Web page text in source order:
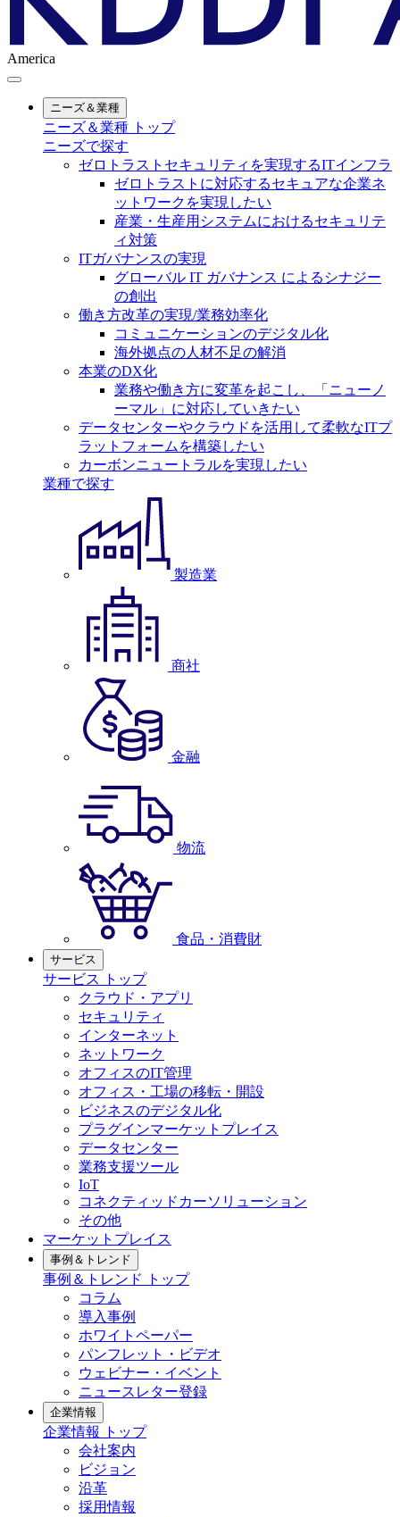
America
ニーズ＆業種
ニーズ＆業種 トップ
ニーズで探す
ゼロトラストセキュリティを実現するITインフラ
ゼロトラストに対応するセキュアな企業ネ
ットワークを実現したい
産業・生産用システムにおけるセキュリテ
ィ対策
ITガバナンスの実現
グローバル IT ガバナンス によるシナジー
の創出
働き方改革の実現/業務効率化
コミュニケーションのデジタル化
海外拠点の人材不足の解消
本業のDX化
業務や働き方に変革を起こし、「ニューノ
ーマル」に対応していきたい
データセンターやクラウドを活用して柔軟なITプ
ラットフォームを構築したい
カーボンニュートラルを実現したい
業種で探す
製造業
商社
金融
物流
食品・消費財
サービス
サービス トップ
クラウド・アプリ
セキュリティ
インターネット
ネットワーク
オフィスのIT管理
オフィス・工場の移転・開設
ビジネスのデジタル化
プラグインマーケットプレイス
データセンター
業務支援ツール
IoT
コネクティッドカーソリューション
その他
マーケットプレイス
事例＆トレンド
事例＆トレンド トップ
コラム
導入事例
ホワイトペーパー
パンフレット・ビデオ
ウェビナー・イベント
ニュースレター登録
企業情報
企業情報 トップ
会社案内
ビジョン
沿革
採用情報